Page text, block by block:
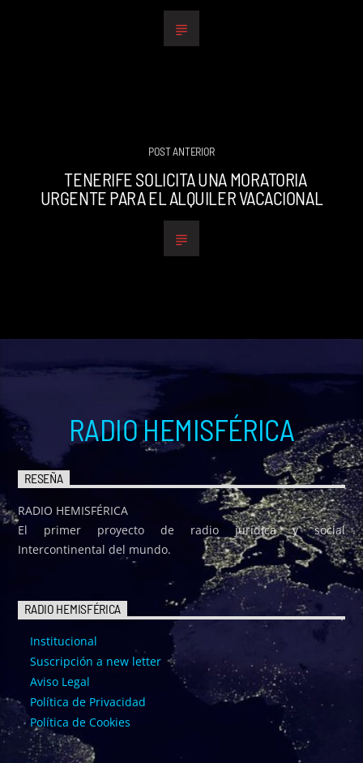
POST ANTERIOR
TENERIFE SOLICITA UNA MORATORIA
URGENTE PARA EL ALQUILER VACACIONAL
RADIO HEMISFÉRICA
RESEÑA
RADIO HEMISFÉRICA
El primer proyecto de radio jurídica y social
Intercontinental del mundo.
RADIO HEMISFÉRICA
Institucional
Suscripción a new letter
Aviso Legal
Política de Privacidad
Política de Cookies